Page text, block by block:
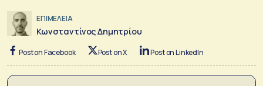
ΕΠΙΜΕΛΕΙΑ
Κωνσταντίνος Δημητρίου
Post on Facebook Post on X Post on LinkedIn